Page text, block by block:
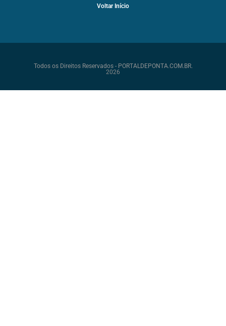
Voltar Início
Todos os Direitos Reservados - PORTALDEPONTA.COM.BR.
2026